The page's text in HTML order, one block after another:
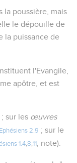
la poussière, mais
le dépouille de
la puissance de
l'Evangile,
apôtre, et est
; sur les œuvres
Ephésiens 2.9 ; sur le
1.4 8 11 , note).